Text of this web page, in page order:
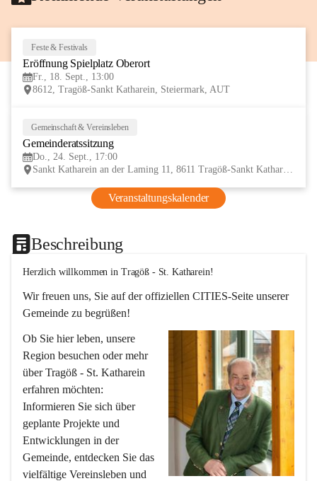
Feste & Festivals
Eröffnung Spielplatz Oberort
Fr., 18. Sept., 13:00
8612, Tragöß-Sankt Katharein, Steiermark, AUT
Gemeinschaft & Vereinsleben
Gemeinderatssitzung
Do., 24. Sept., 17:00
Sankt Katharein an der Laming 11, 8611 Tragöß-Sankt Katharein, AUT
Veranstaltungskalender
Beschreibung
Herzlich willkommen in Tragöß - St. Katharein!
Wir freuen uns, Sie auf der offiziellen CITIES-Seite unserer
Gemeinde zu begrüßen!
Ob Sie hier leben, unsere
Region besuchen oder mehr
über Tragöß - St. Katharein
erfahren möchten:
Informieren Sie sich über
geplante Projekte und
Entwicklungen in der
Gemeinde, entdecken Sie das
vielfältige Vereinsleben und